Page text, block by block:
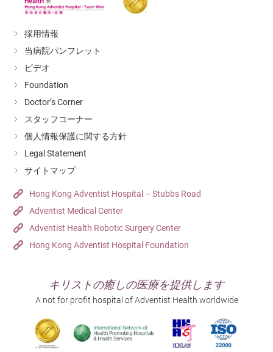
採用情報
当病院パンフレット
ビデオ
Foundation
Doctor’s Corner
スタッフコーナー
個人情報保護に関する方針
Legal Statement
サイトマップ
Hong Kong Adventist Hospital – Stubbs Road
Adventist Medical Center
Adventist Health Robotic Surgery Center
Hong Kong Adventist Hospital Foundation
キリストの癒しの医療を提供します
A not for profit hospital of Adventist Health worldwide